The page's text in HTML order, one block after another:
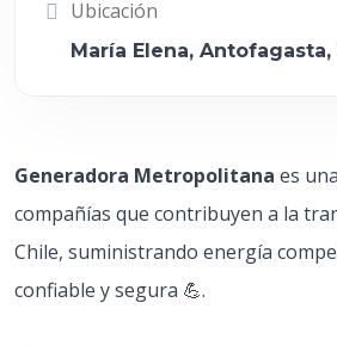
Ubicación
María Elena, Antofagasta,
Generadora Metropolitana es
compañías que contribuyen a la
Chile, suministrando energía
confiable y segura 💪.